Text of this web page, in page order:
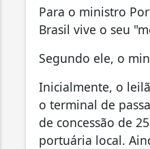
Para o ministro
Brasil vive o seu
Segundo ele, o
Inicialmente, o
o terminal de
de concessão de
portuária local.